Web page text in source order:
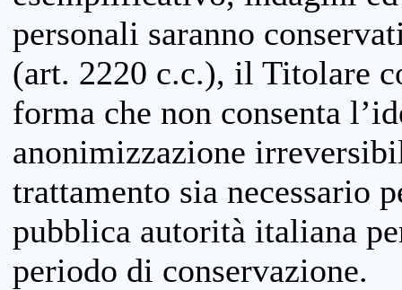
personali saranno
(art. 2220 c.c.), il Titolare
forma che non consenta
anonimizzazione
trattamento sia necessario
pubblica autorità italiana
periodo di conservazione.